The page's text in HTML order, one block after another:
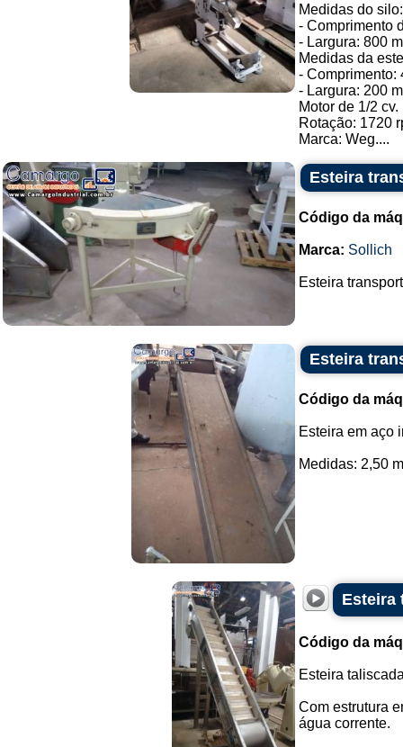
Medidas do silo:
- Comprimento
- Largura: 800
Medidas da
- Comprimento:
- Largura: 200
Motor de 1/2 cv.
Rotação: 1720
Marca: Weg....
Esteira
Código da
Marca: Sollich
Esteira
Esteira
Código da
Esteira em aço
Medidas: 2,50
Esteira
Código da
Esteira
Com estrutura
água corrente.